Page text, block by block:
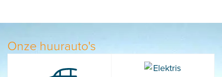
Onze huurauto's